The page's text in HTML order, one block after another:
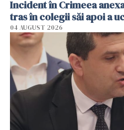
Incident în Crimeea
tras în colegii săi apoi a
04 AUGUST 2026